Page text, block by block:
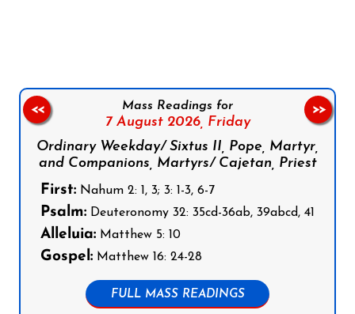
Mass Readings for
7 August 2026, Friday
Ordinary Weekday/ Sixtus II, Pope, Martyr,
and Companions, Martyrs/ Cajetan, Priest
First: Nahum 2: 1, 3; 3: 1-3, 6-7
Psalm: Deuteronomy 32: 35cd-36ab, 39abcd, 41
Alleluia: Matthew 5: 10
Gospel: Matthew 16: 24-28
FULL MASS READINGS
<< >>